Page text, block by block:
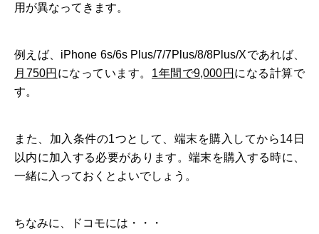
用が異なってきます。
例えば、iPhone 6s/6s Plus/7/7Plus/8/8Plus/Xであれば、
月750円 になっています。 1年間で9,000円 になる計算で
す。
また、加入条件の1つとして、端末を購入してから14日
以内に加入する必要があります。端末を購入する時に、
一緒に入っておくとよいでしょう。
ちなみに、ドコモには・・・